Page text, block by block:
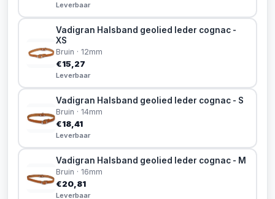
Leverbaar
Vadigran Halsband geolied leder cognac -
XS
Bruin · 12mm
€15,27
Leverbaar
Vadigran Halsband geolied leder cognac - S
Bruin · 14mm
€18,41
Leverbaar
Vadigran Halsband geolied leder cognac - M
Bruin · 16mm
€20,81
Leverbaar